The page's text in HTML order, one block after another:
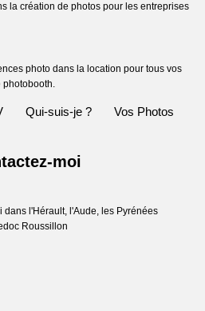
la création de photos pour les entreprises
photo dans la location pour tous vos
photobooth.
Qui-suis-je ?
Vos Photos
moi
dans l'Hérault, l'Aude, les Pyrénées
Roussillon